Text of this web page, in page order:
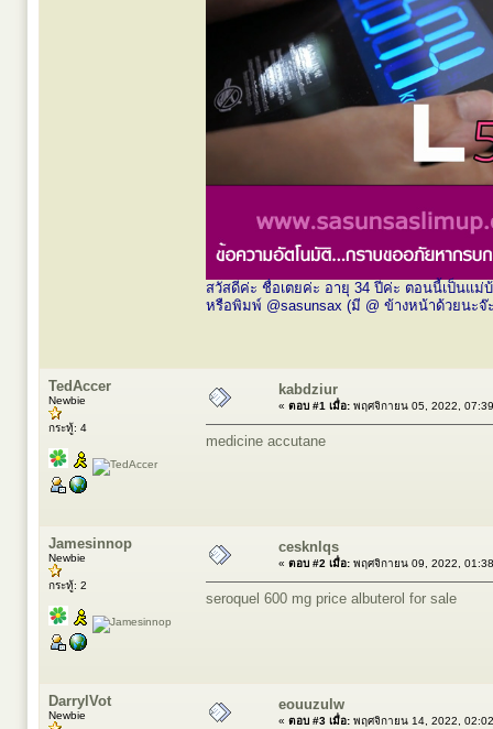
สวัสดีค่ะ ชื่อเตยค่ะ อายุ 34 ปีค่ะ ตอนนี้เป็นแ
หรือพิมพ์ @sasunsax (มี @ ข้างหน้าด้วยนะจ๊
TedAccer
Newbie
กระทู้: 4
kabdziur
« ตอบ #1 เมื่อ: พฤศจิกายน 05, 2022,
medicine accutane
Jamesinnop
Newbie
กระทู้: 2
cesknlqs
« ตอบ #2 เมื่อ: พฤศจิกายน 09, 2022,
seroquel 600 mg price albuterol for sale
DarrylVot
Newbie
eouuzulw
« ตอบ #3 เมื่อ: พฤศจิกายน 14, 2022,